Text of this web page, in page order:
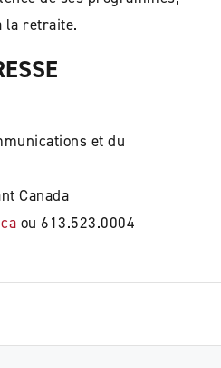
la retraite.
et du
Canada
ou 613.523.0004